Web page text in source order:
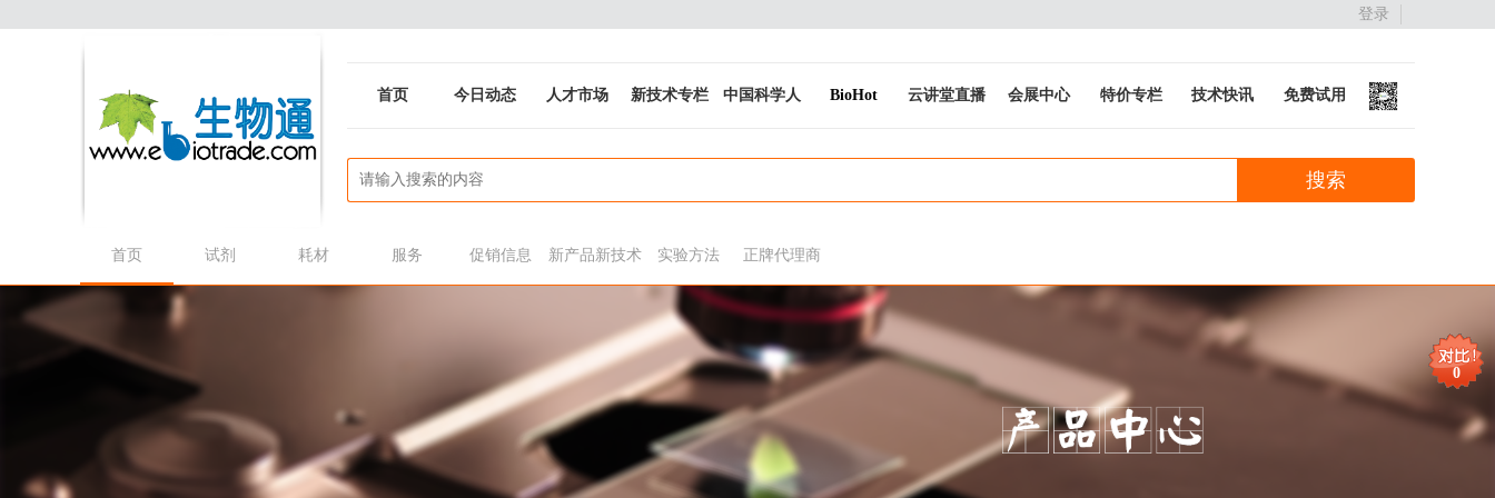
登录
首页 今日动态 人才市场 新技术专栏 中国科学人 BioHot 云讲堂直播 会展中心 特价专栏 技术快讯 免费试用
首页 试剂 耗材 服务 促销信息 新产品新技术 实验方法 正牌代理商
0